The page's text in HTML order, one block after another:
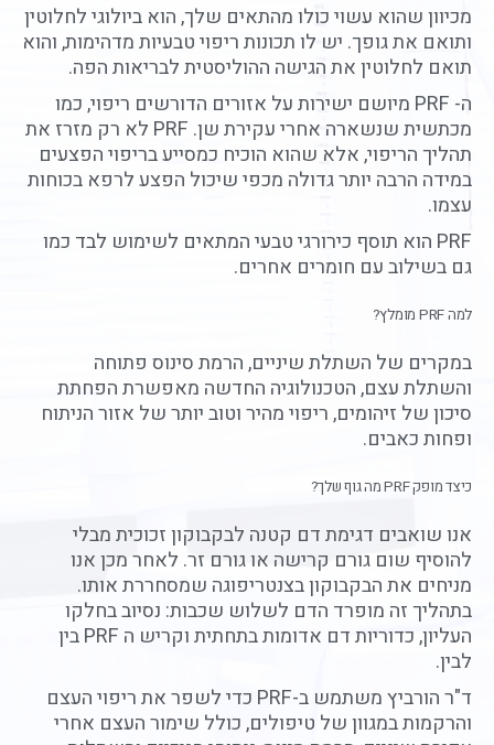
מכיוון שהוא עשוי כולו מהתאים שלך, הוא ביולוגי לחלוטין
ותואם את גופך. יש לו תכונות ריפוי טבעיות מדהימות, והוא
תואם לחלוטין את הגישה ההוליסטית לבריאות הפה.
ה- PRF מיושם ישירות על אזורים הדורשים ריפוי, כמו
מכתשית שנשארה אחרי עקירת שן. PRF לא רק מזרז את
תהליך הריפוי, אלא שהוא הוכיח כמסייע בריפוי הפצעים
במידה הרבה יותר גדולה מכפי שיכול הפצע לרפא בכוחות
עצמו.
PRF הוא תוסף כירורגי טבעי המתאים לשימוש לבד כמו
גם בשילוב עם חומרים אחרים.
למה PRF מומלץ?
במקרים של השתלת שיניים, הרמת סינוס פתוחה
והשתלת עצם, הטכנולוגיה החדשה מאפשרת הפחתת
סיכון של זיהומים, ריפוי מהיר וטוב יותר של אזור הניתוח
ופחות כאבים.
כיצד מופק PRF מה גוף שלך?
אנו שואבים דגימת דם קטנה לבקבוקון זכוכית מבלי
להוסיף שום גורם קרישה או גורם זר. לאחר מכן אנו
מניחים את הבקבוקון בצנטריפוגה שמסחררת אותו.
בתהליך זה מופרד הדם לשלוש שכבות: נסיוב בחלקו
העליון, כדוריות דם אדומות בתחתית וקריש ה PRF בין
לבין.
ד"ר הורביץ משתמש ב-PRF כדי לשפר את ריפוי העצם
והרקמות במגוון של טיפולים, כולל שימור העצם אחרי